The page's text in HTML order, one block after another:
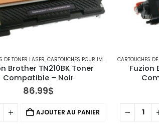
IMPRIMANTES MFC
TONER LASER,CARTOUCHES POUR IMPRIMANTES BROTHER ,
Brother TN210BK Toner
Compatible – Noir
86.99$
AJOUTER AU PANIER
CARTOUCHES
Fuzion